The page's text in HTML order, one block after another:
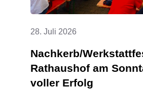
28. Juli 2026
Nachkerb/
Rathaushof am
voller Erfolg